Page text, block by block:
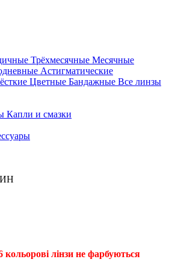
Трёхмесячные Месячные
Астигматические
Цветные Бандажные Все линзы
Капли и смазки
кольорові лінзи не фарбуються